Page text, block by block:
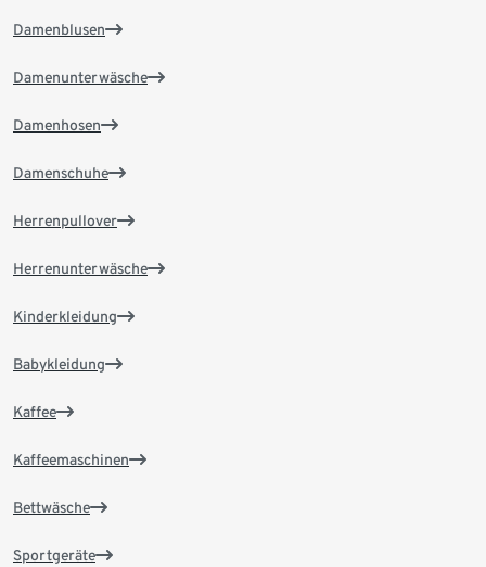
Damenblusen
Damenunterwäsche
Damenhosen
Damenschuhe
Herrenpullover
Herrenunterwäsche
Kinderkleidung
Babykleidung
Kaffee
Kaffeemaschinen
Bettwäsche
Sportgeräte